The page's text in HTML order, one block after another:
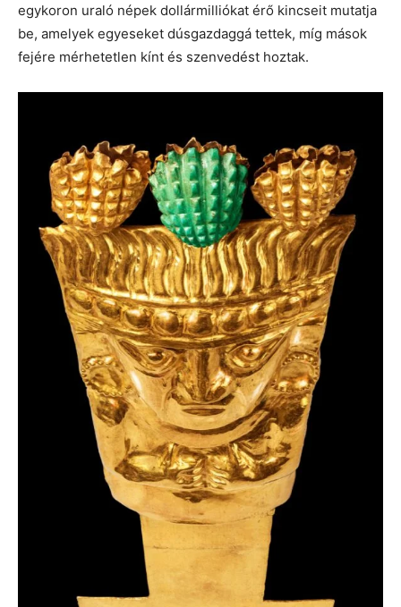
egykoron uraló népek dollármilliókat érő kincseit mutatja
be, amelyek egyeseket dúsgazdaggá tettek, míg mások
fejére mérhetetlen kínt és szenvedést hoztak.